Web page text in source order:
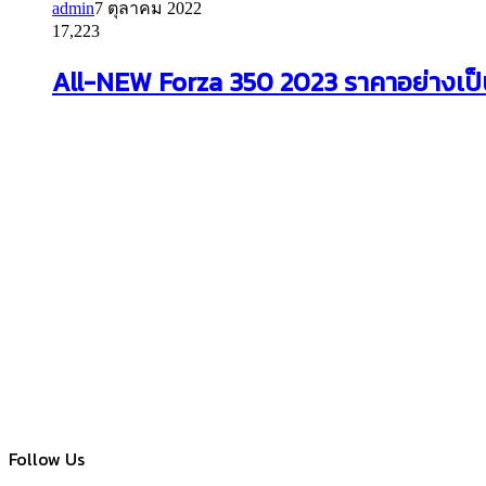
admin7 ตุลาคม 2022
17,223
All-NEW Forza 350 2023 ราคาอย่างเ
Follow Us